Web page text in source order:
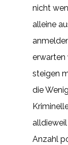
nicht
alleine
erwarten
steigen
die
Anzahl